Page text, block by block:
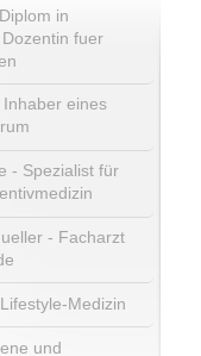
in
fuer
eines
- Spezialist für
- Facharzt
Medizin
und